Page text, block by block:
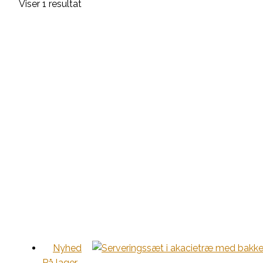
Viser 1 resultat
Nyhed